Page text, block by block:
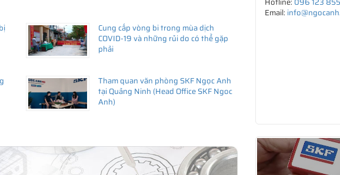
uy tín
hãy liên hệ với
Cung cấp vòng bi trong mùa dịch
COVID-19 và những rủi do có thể gặp
phải
Tham quan văn phòng SKF Ngọc Anh
tại Quảng Ninh (Head Office SKF Ngoc
Anh)
Email: